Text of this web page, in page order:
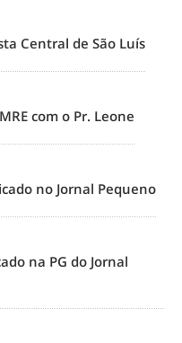
Central de São Luís
com o Pr. Leone
no Jornal Pequeno
na PG do Jornal